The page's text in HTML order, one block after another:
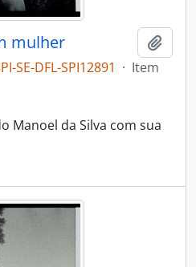
mulher
SE-DFL-SPI12891 · Item
Manoel da Silva com sua